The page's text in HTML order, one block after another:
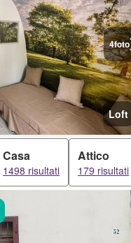
4foto
Loft
Casa
1498 risultati
Attico
179 risultati